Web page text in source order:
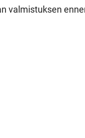
valmistuksen